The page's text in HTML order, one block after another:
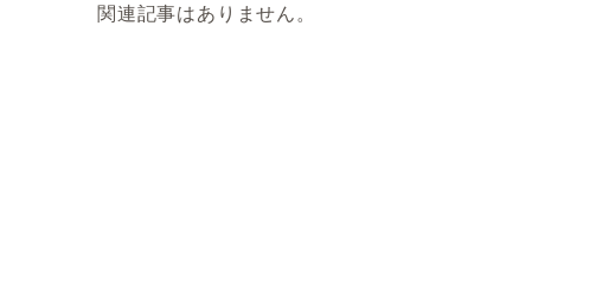
関連記事はありません。